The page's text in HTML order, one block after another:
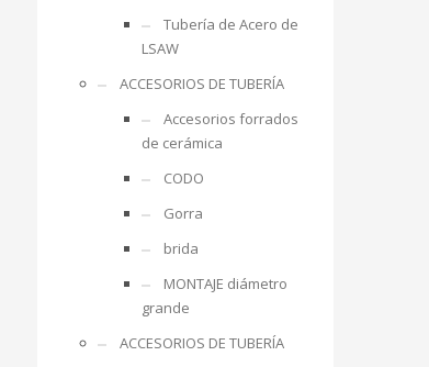
Tubería de Acero de
LSAW
ACCESORIOS DE TUBERÍA
Accesorios forrados
de cerámica
CODO
Gorra
brida
MONTAJE diámetro
grande
ACCESORIOS DE TUBERÍA